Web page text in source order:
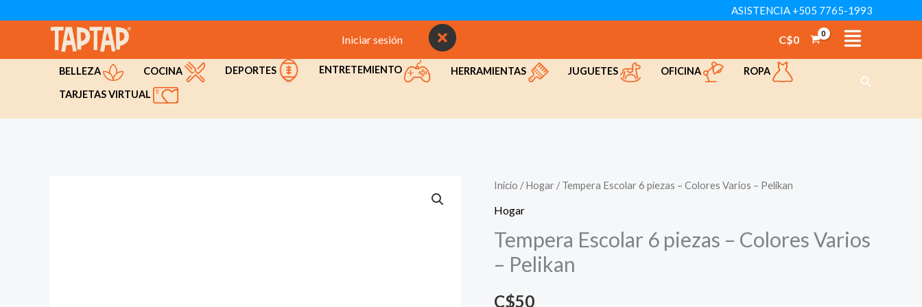
ASISTENCIA +505 7765-1993
Iniciar sesión C$0
BELLEZA COCINA DEPORTES ENTRETEMIENTO HERRAMIENTAS JUGUETES OFICINA ROPA
TARJETAS VIRTUAL
Buscar
Inicio /Hogar / Tempera Escolar 6 piezas – Colores Varios – Pelikan
Hogar
Tempera Escolar 6 piezas – Colores Varios
– Pelikan
C$50
Colores